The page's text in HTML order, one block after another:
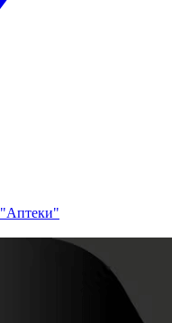
"Аптеки"